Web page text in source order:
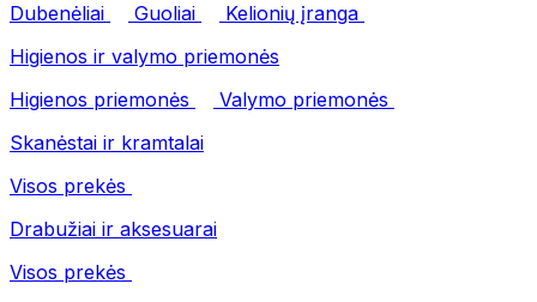
Dubenėliai
Guoliai
Kelionių įranga
Higienos ir valymo priemonės
Higienos priemonės
Valymo priemonės
Skanėstai ir kramtalai
Visos prekės
Drabužiai ir aksesuarai
Visos prekės